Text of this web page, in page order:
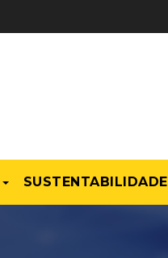
SUSTENTABILIDADE